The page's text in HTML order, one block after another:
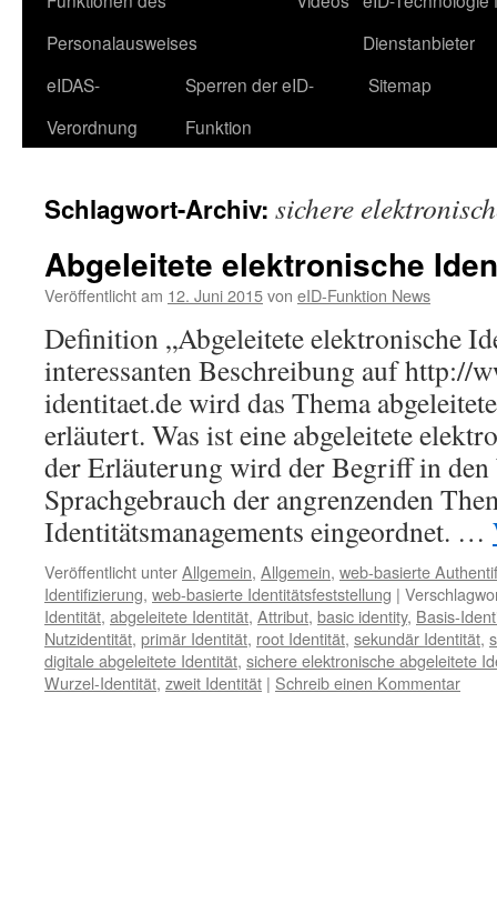
Personalausweises
Dienstanbieter
eIDAS-
Verordnung
Sperren der eID-
Funktion
Sitemap
Schlagwort-Archiv: sichere
Abgeleitete elektronische
Veröffentlicht am 12. Juni 2015von eID-Funktion News
Definition „Abgeleitete elektronische
interessanten Beschreibung auf http://
identitaet.de wird das Thema
erläutert. Was ist eine abgeleitete
der Erläuterung wird der Begriff in den
Sprachgebrauch der angrenzenden
Identitätsmanagements eingeordnet. …
Veröffentlicht unterAllgemein, Allgemein, web-basierte
Identifizierung, web-basierte Identitätsfeststellung |
Identität, abgeleitete Identität, Attribut, basic identity, Basis-
Nutzidentität, primär Identität, root Identität, sekundär Identität,
digitale abgeleitete Identität, sichere elektronische abgeleitete
Wurzel-Identität, zweit Identität | Schreib einen Kommentar